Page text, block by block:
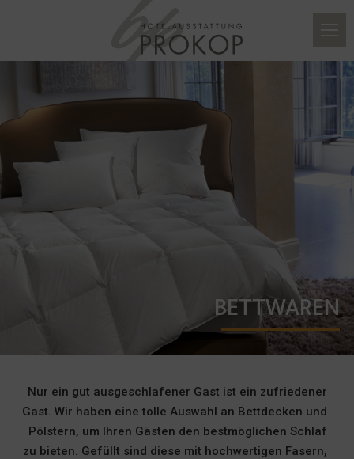
BETTWAREN
Nur ein gut ausgeschlafener Gast ist ein zufriedener
Gast. Wir haben eine tolle Auswahl an Bettdecken und
Pölstern, um Ihren Gästen den bestmöglichen Schlaf
zu bieten. Gefüllt sind diese mit hochwertigen Fasern,